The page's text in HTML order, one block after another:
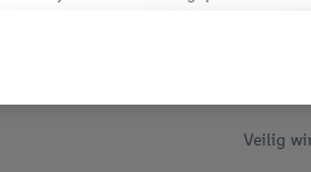
Veilig
geeft, dan kunnen retargeting
getoond (bijvoorbeeld door het
De retargeting advertenties kunnen